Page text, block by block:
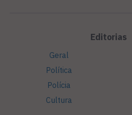
Editorias
Geral
Política
Polícia
Cultura